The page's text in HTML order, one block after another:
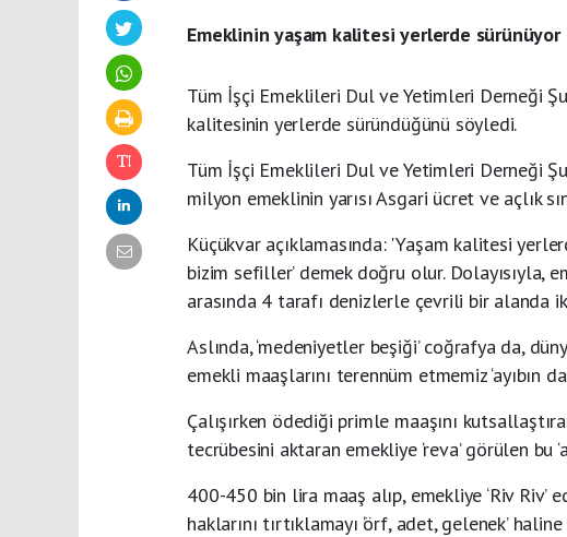
Emeklinin yaşam kalitesi yerlerde sürünüyor
Tüm İşçi Emeklileri Dul ve Yetimleri Derneği
kalitesinin yerlerde süründüğünü söyledi.
Tüm İşçi Emeklileri Dul ve Yetimleri Derneği
milyon emeklinin yarısı Asgari ücret ve açlık
Küçükvar açıklamasında: 'Yaşam kalitesi
bizim sefiller’ demek doğru olur. Dolayısıyla,
arasında 4 tarafı denizlerle çevrili bir alanda
Aslında, ‘medeniyetler beşiği’ coğrafya da,
emekli maaşlarını terennüm etmemiz ‘ayıbın
Çalışırken ödediği primle maaşını
tecrübesini aktaran emekliye ‘reva’ görülen bu
400-450 bin lira maaş alıp, emekliye ‘Riv Riv’
haklarını tırtıklamayı ‘örf, adet, gelenek’